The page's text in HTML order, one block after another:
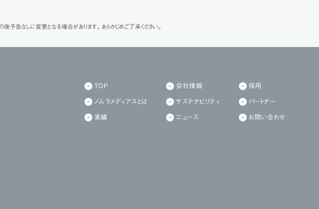
告なしに変更となる場合があります。あらかじめご了承ください。
TOP
ノムラメディアスとは
実績
会社情報
サステナビリティ
ニュース
採用
パートナー
お問い合わせ